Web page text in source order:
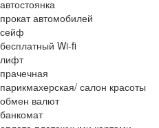
автостоянка
прокат автомобилей
сейф
бесплатный Wi-fi
лифт
прачечная
парикмахерская/ салон красоты
обмен валют
банкомат